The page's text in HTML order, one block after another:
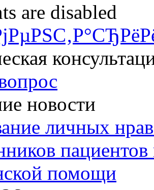
are disabled
новости
личных
помощи